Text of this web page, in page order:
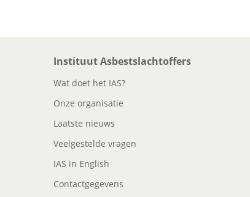
Instituut Asbestslachtoffers
Wat doet het IAS?
Onze organisatie
Laatste nieuws
Veelgestelde vragen
IAS in English
Contactgegevens